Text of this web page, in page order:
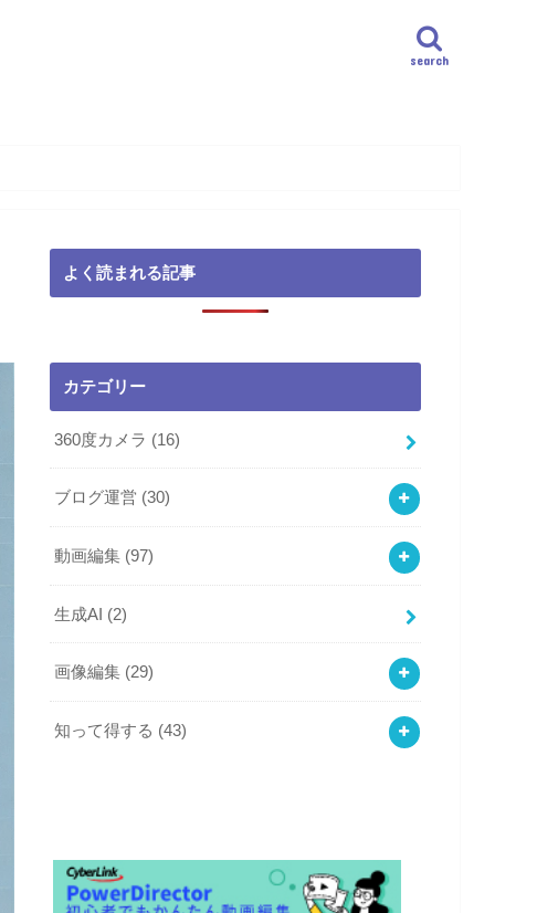
search
よく読まれる記事
カテゴリー
360度カメラ (16)
ブログ運営 (30)
動画編集 (97)
生成AI (2)
画像編集 (29)
知って得する (43)